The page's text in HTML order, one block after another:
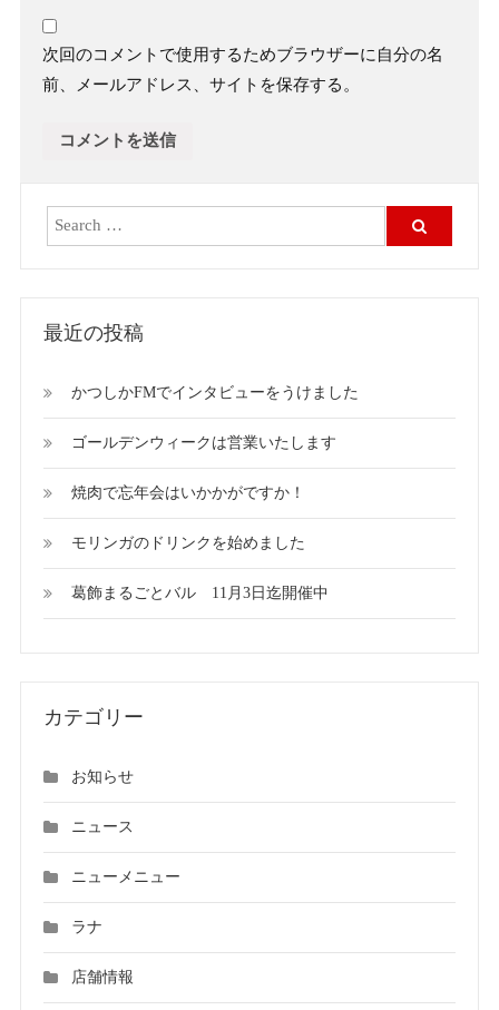
次回のコメントで使用するためブラウザーに自分の名
前、メールアドレス、サイトを保存する。
最近の投稿
かつしかFMでインタビューをうけました
ゴールデンウィークは営業いたします
焼肉で忘年会はいかかがですか！
モリンガのドリンクを始めました
葛飾まるごとバル 11月3日迄開催中
カテゴリー
お知らせ
ニュース
ニューメニュー
ラナ
店舗情報